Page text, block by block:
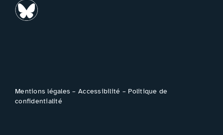
Mentions légales –Accessibilité – Politique de
confidentialité